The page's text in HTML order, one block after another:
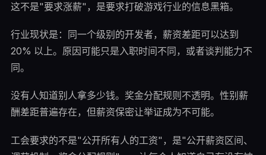
这不是"要求涨薪"，是要求打破游戏行业的信息黑箱。
行业现状是：同一个级别的开发者，薪资差距可以达到
20% 以上。原因可能只是入职时间不同，或者谈判能力不
同。
没有人知道别人拿多少钱。奖金分配规则不透明。性别薪
酬差距普遍存在，但薪资保密让举证成为不可能。
工会要求的不是"公开所有人的工资"，是"公开薪资区间、